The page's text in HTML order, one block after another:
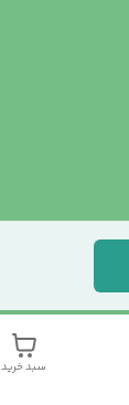
سبد خرید